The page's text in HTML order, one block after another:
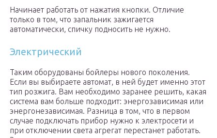
Начинает работать от нажатия кнопки. Отличие
только в том, что запальник зажигается
автоматически, спичку подносить не нужно.
Электрический
Таким оборудованы бойлеры нового поколения.
Если вы выбираете автомат, в ней будет именно этот
тип розжига. Вам необходимо заранее решить, какая
система вам больше подходит: энергозависимая или
энергонезависимая. Разница в том, что в первом
случае подключать прибор нужно к электросети и
при отключении света агрегат перестанет работать.